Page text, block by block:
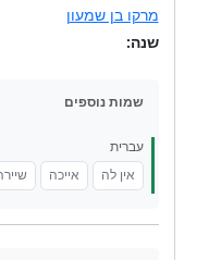
מרקו בן שמעון
שנה:
שמות נוספים
עברית
אין לה
אייכה